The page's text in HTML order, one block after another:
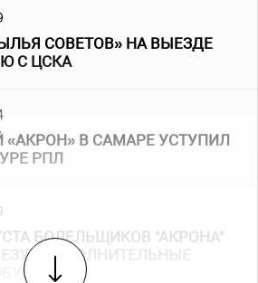
СОВЕТОВ» НА ВЫЕЗДЕ
С ЦСКА
В САМАРЕ УСТУПИЛ
РПЛ
БОЛЕЛЬЩИКОВ "АКРОНА"
ДОПОЛНИТЕЛЬНЫЕ